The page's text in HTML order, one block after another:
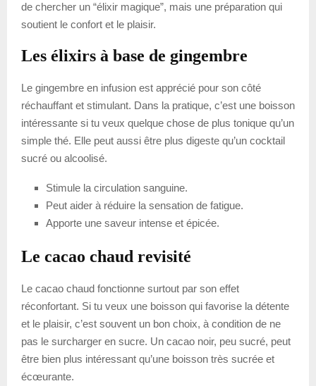
de chercher un “élixir magique”, mais une préparation qui
soutient le confort et le plaisir.
Les élixirs à base de gingembre
Le gingembre en infusion est apprécié pour son côté
réchauffant et stimulant. Dans la pratique, c’est une boisson
intéressante si tu veux quelque chose de plus tonique qu’un
simple thé. Elle peut aussi être plus digeste qu’un cocktail
sucré ou alcoolisé.
Stimule la circulation sanguine.
Peut aider à réduire la sensation de fatigue.
Apporte une saveur intense et épicée.
Le cacao chaud revisité
Le cacao chaud fonctionne surtout par son effet
réconfortant. Si tu veux une boisson qui favorise la détente
et le plaisir, c’est souvent un bon choix, à condition de ne
pas le surcharger en sucre. Un cacao noir, peu sucré, peut
être bien plus intéressant qu’une boisson très sucrée et
écœurante.